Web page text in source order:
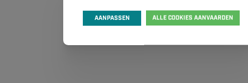
AANPASSEN ALLE COOKIES AANVAARDEN